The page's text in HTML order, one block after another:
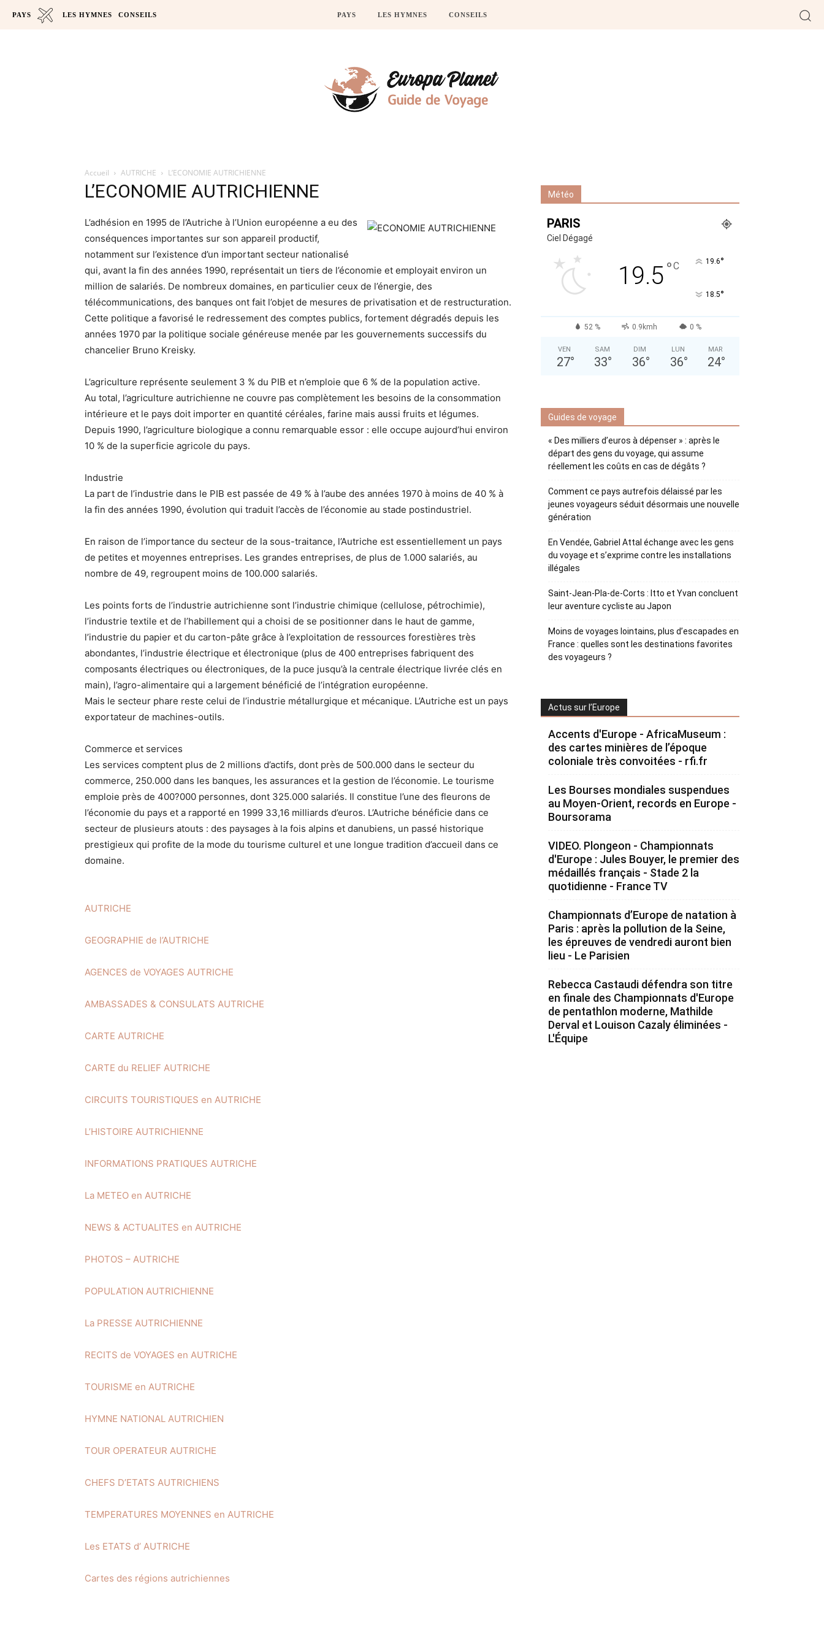
PAYS LES HYMNES CONSEILS PAYS LES HYMNES CONSEILS
Accueil AUTRICHE L’ECONOMIE AUTRICHIENNE
L’ECONOMIE AUTRICHIENNE
L’adhésion en 1995 de l’Autriche à l’Union européenne a eu des
conséquences importantes sur son appareil productif,
notamment sur l’existence d’un important secteur nationalisé
qui, avant la fin des années 1990, représentait un tiers de l’économie et employait environ un
million de salariés. De nombreux domaines, en particulier ceux de l’énergie, des
télécommunications, des banques ont fait l’objet de mesures de privatisation et de restructuration.
Cette politique a favorisé le redressement des comptes publics, fortement dégradés depuis les
années 1970 par la politique sociale généreuse menée par les gouvernements successifs du
chancelier Bruno Kreisky.
L’agriculture représente seulement 3 % du PIB et n’emploie que 6 % de la population active.
Au total, l’agriculture autrichienne ne couvre pas complètement les besoins de la consommation
intérieure et le pays doit importer en quantité céréales, farine mais aussi fruits et légumes.
Depuis 1990, l’agriculture biologique a connu remarquable essor : elle occupe aujourd’hui environ
10 % de la superficie agricole du pays.
Industrie
La part de l’industrie dans le PIB est passée de 49 % à l’aube des années 1970 à moins de 40 % à
la fin des années 1990, évolution qui traduit l’accès de l’économie au stade postindustriel.
En raison de l’importance du secteur de la sous-traitance, l’Autriche est essentiellement un pays
de petites et moyennes entreprises. Les grandes entreprises, de plus de 1.000 salariés, au
nombre de 49, regroupent moins de 100.000 salariés.
Les points forts de l’industrie autrichienne sont l’industrie chimique (cellulose, pétrochimie),
l’industrie textile et de l’habillement qui a choisi de se positionner dans le haut de gamme,
l’industrie du papier et du carton-pâte grâce à l’exploitation de ressources forestières très
abondantes, l’industrie électrique et électronique (plus de 400 entreprises fabriquent des
composants électriques ou électroniques, de la puce jusqu’à la centrale électrique livrée clés en
main), l’agro-alimentaire qui a largement bénéficié de l’intégration européenne.
Mais le secteur phare reste celui de l’industrie métallurgique et mécanique. L’Autriche est un pays
exportateur de machines-outils.
Commerce et services
Les services comptent plus de 2 millions d’actifs, dont près de 500.000 dans le secteur du
commerce, 250.000 dans les banques, les assurances et la gestion de l’économie. Le tourisme
emploie près de 400?000 personnes, dont 325.000 salariés. Il constitue l’une des fleurons de
l’économie du pays et a rapporté en 1999 33,16 milliards d’euros. L’Autriche bénéficie dans ce
secteur de plusieurs atouts : des paysages à la fois alpins et danubiens, un passé historique
prestigieux qui profite de la mode du tourisme culturel et une longue tradition d’accueil dans ce
domaine.
AUTRICHE
GEOGRAPHIE de l’AUTRICHE
AGENCES de VOYAGES AUTRICHE
AMBASSADES & CONSULATS AUTRICHE
CARTE AUTRICHE
CARTE du RELIEF AUTRICHE
CIRCUITS TOURISTIQUES en AUTRICHE
L’HISTOIRE AUTRICHIENNE
INFORMATIONS PRATIQUES AUTRICHE
La METEO en AUTRICHE
NEWS & ACTUALITES en AUTRICHE
PHOTOS – AUTRICHE
POPULATION AUTRICHIENNE
La PRESSE AUTRICHIENNE
RECITS de VOYAGES en AUTRICHE
TOURISME en AUTRICHE
HYMNE NATIONAL AUTRICHIEN
TOUR OPERATEUR AUTRICHE
CHEFS D’ETATS AUTRICHIENS
TEMPERATURES MOYENNES en AUTRICHE
Les ETATS d’ AUTRICHE
Cartes des régions autrichiennes
Météo
PARIS
Ciel Dégagé
19.5°C 19.6°
18.5°
52 % 0.9kmh 0 %
VEN
27°
SAM
33°
DIM
36°
LUN
36°
MAR
24°
Guides de voyage
« Des milliers d’euros à dépenser » : après le
départ des gens du voyage, qui assume
réellement les coûts en cas de dégâts ?
Comment ce pays autrefois délaissé par les
jeunes voyageurs séduit désormais une nouvelle
génération
En Vendée, Gabriel Attal échange avec les gens
du voyage et s’exprime contre les installations
illégales
Saint-Jean-Pla-de-Corts : Itto et Yvan concluent
leur aventure cycliste au Japon
Moins de voyages lointains, plus d’escapades en
France : quelles sont les destinations favorites
des voyageurs ?
Actus sur l’Europe
Accents d'Europe - AfricaMuseum :
des cartes minières de l’époque
coloniale très convoitées - rfi.fr
Les Bourses mondiales suspendues
au Moyen-Orient, records en Europe -
Boursorama
VIDEO. Plongeon - Championnats
d'Europe : Jules Bouyer, le premier des
médaillés français - Stade 2 la
quotidienne - France TV
Championnats d’Europe de natation à
Paris : après la pollution de la Seine,
les épreuves de vendredi auront bien
lieu - Le Parisien
Rebecca Castaudi défendra son titre
en finale des Championnats d'Europe
de pentathlon moderne, Mathilde
Derval et Louison Cazaly éliminées -
L'Équipe